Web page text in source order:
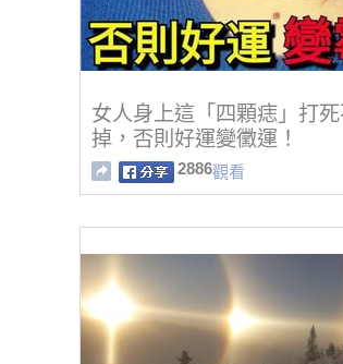
女人身上這「四顆痣」打
掉，否則好運變黴運！
2886觀看